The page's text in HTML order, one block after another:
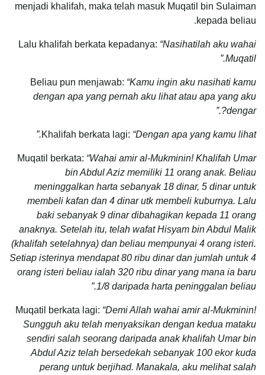
menjadi khalifah, maka telah masuk Muqatil bin Sulaiman
kepada beliau.
Lalu khalifah berkata kepadanya: “Nasihatilah aku wahai
Muqatil.”
Beliau pun menjawab: “Kamu ingin aku nasihati kamu
dengan apa yang pernah aku lihat atau apa yang aku
dengar?.”
Khalifah berkata lagi: “Dengan apa yang kamu lihat.”
Muqatil berkata: “Wahai amir al-Mukminin! Khalifah Umar
bin Abdul Aziz memiliki 11 orang anak. Beliau
meninggalkan harta sebanyak 18 dinar, 5 dinar untuk
membeli kafan dan 4 dinar utk membeli kuburnya. Lalu
baki sebanyak 9 dinar dibahagikan kepada 11 orang
anaknya. Setelah itu, telah wafat Hisyam bin Abdul Malik
(khalifah setelahnya) dan beliau mempunyai 4 orang isteri.
Setiap isterinya mendapat 80 ribu dinar dan jumlah untuk 4
orang isteri beliau ialah 320 ribu dinar yang mana ia baru
1/8 daripada harta peninggalan beliau.”
Muqatil berkata lagi: “Demi Allah wahai amir al-Mukminin!
Sungguh aku telah menyaksikan dengan kedua mataku
sendiri salah seorang daripada anak khalifah Umar bin
Abdul Aziz telah bersedekah sebanyak 100 ekor kuda
perang untuk berjihad. Manakala, aku melihat salah